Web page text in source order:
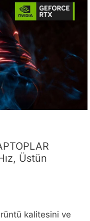
Üstün
kalitesini ve